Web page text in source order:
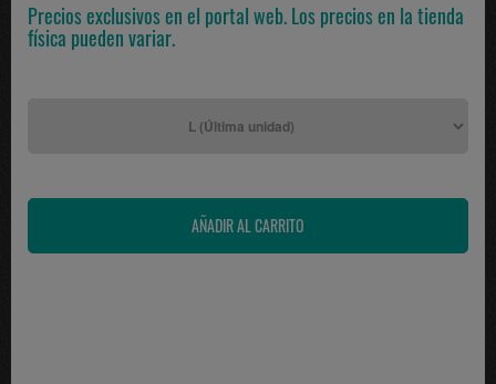
Precios exclusivos en el portal web. Los precios en la tienda
física pueden variar.